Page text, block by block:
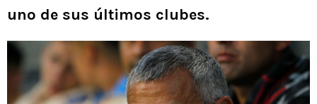
uno de sus últimos clubes.